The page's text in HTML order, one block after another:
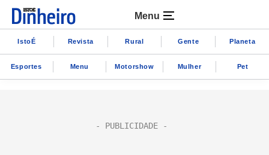
Menu
IstoÉ Revista Rural Gente Planeta
Esportes Menu Motorshow Mulher Pet